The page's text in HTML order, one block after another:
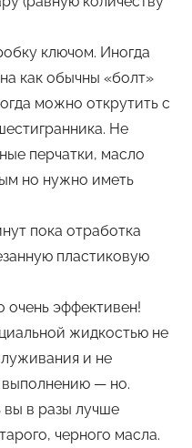
ключом. Иногда
как обычны «болт»
можно открутить с
Не
перчатки, масло
но нужно иметь
пока отработка
пластиковую
очень эффективен!
жидкостью не
и не
выполнению — но.
в разы лучше
черного масла.